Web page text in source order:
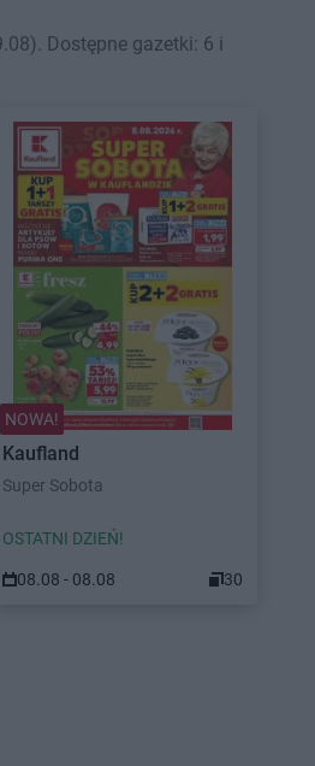
Dostępne gazetki: 6 i
NOWA!
Kaufland
Super Sobota
OSTATNI DZIEŃ!
08.08 - 08.08 30